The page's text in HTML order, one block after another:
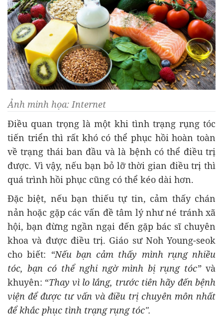
Ảnh minh họa: Internet
Điều quan trọng là một khi tình trạng rụng tóc
tiến triển thì rất khó có thể phục hồi hoàn toàn
về trạng thái ban đầu và là bệnh có thể điều trị
được. Vì vậy, nếu bạn bỏ lỡ thời gian điều trị thì
quá trình hồi phục cũng có thể kéo dài hơn.
Đặc biệt, nếu bạn thiếu tự tin, cảm thấy chán
nản hoặc gặp các vấn đề tâm lý như né tránh xã
hội, bạn đừng ngần ngại đến gặp bác sĩ chuyên
khoa và được điều trị. Giáo sư Noh Young-seok
cho biết: “Nếu bạn cảm thấy mình rụng nhiều
tóc, bạn có thể nghi ngờ mình bị rụng tóc”và
khuyên: “Thay vì lo lắng, trước tiên hãy đến bệnh
viện để được tư vấn và điều trị chuyên môn nhất
để khắc phục tình trạng rụng tóc".